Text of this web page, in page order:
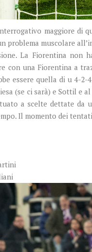
maggiore di
problema muscolare
La Fiorentina non
con una Fiorentina a
essere quella di u 4-2-
(se ci sarà) e Sottil e
a scelte dettate da
Il momento dei